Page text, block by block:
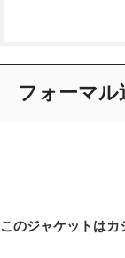
フォーマ
このジャケットはカ